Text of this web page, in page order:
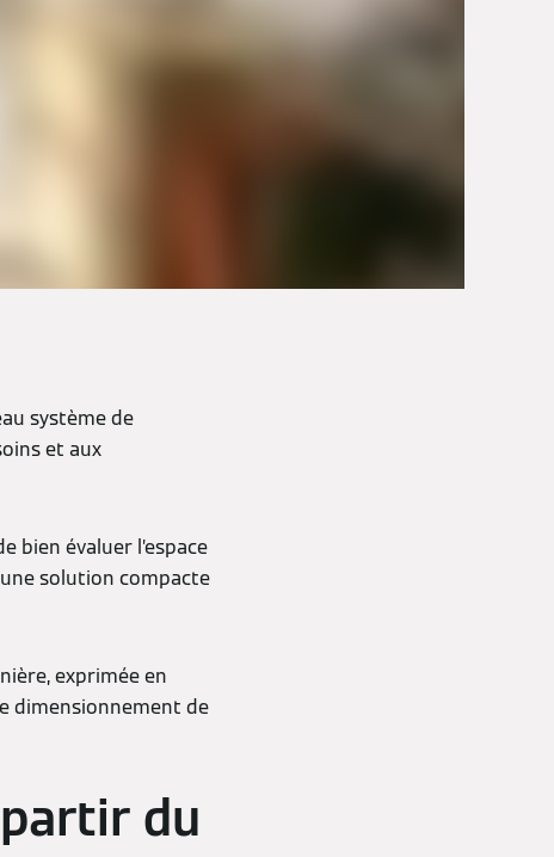
système de
et aux
bien évaluer l’espace
solution compacte
exprimée en
dimensionnement de
du